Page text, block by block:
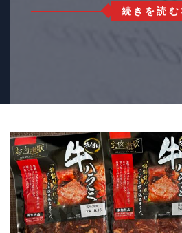
続きを読む